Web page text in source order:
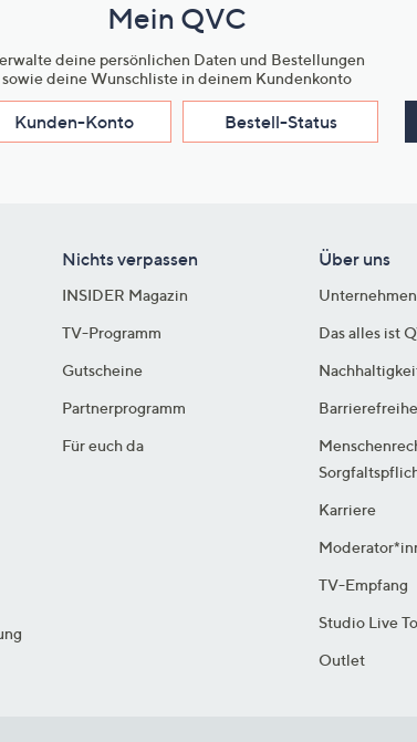
Mein QVC
deine persönlichen Daten und Bestellungen
sowie deine Wunschliste in deinem Kundenkonto
Kunden-Konto Bestell-Status
Nichts verpassen
INSIDER Magazin
TV-Programm
Gutscheine
Partnerprogramm
Für euch da
Über uns
Unternehmen
Das alles ist
Karriere
TV-Empfang
Studio Live
Outlet